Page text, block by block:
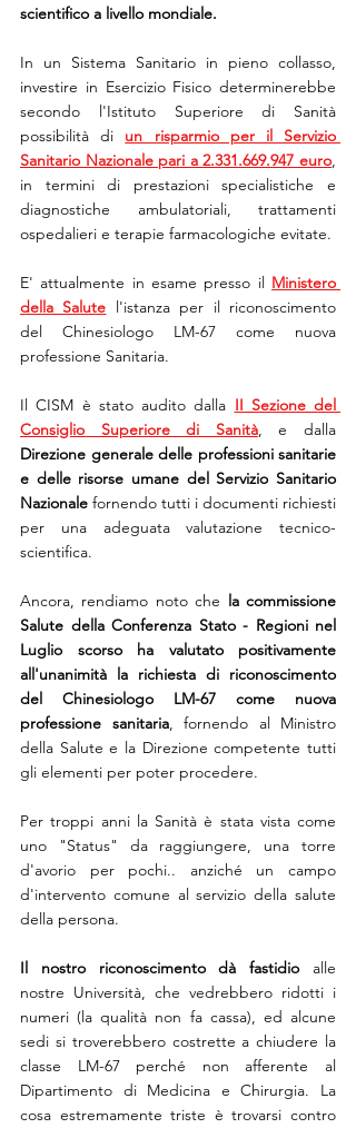
scientifico a livello mondiale.
In un Sistema Sanitario in pieno collasso,
investire in Esercizio Fisico determinerebbe
secondo l'Istituto Superiore di Sanità
possibilità di un risparmio per il Servizio
Sanitario Nazionale pari a 2.331.669.947 euro,
in termini di prestazioni specialistiche e
diagnostiche ambulatoriali, trattamenti
ospedalieri e terapie farmacologiche evitate.
E' attualmente in esame presso il Ministero
della Salute l'istanza per il riconoscimento
del Chinesiologo LM-67 come nuova
professione Sanitaria.
Il CISM è stato audito dalla II Sezione del
Consiglio Superiore di Sanità
Direzione generale delle professioni sanitarie
e delle risorse umane del Servizio Sanitario
Nazionale fornendo tutti i documenti richiesti
per una adeguata valutazione tecnico-
scientifica.
Ancora, rendiamo noto che la commissione
Salute della Conferenza Stato - Regioni nel
Luglio scorso ha valutato positivamente
all'unanimità la richiesta di riconoscimento
del Chinesiologo LM-67 come nuova
professione sanitaria, fornendo al Ministro
della Salute e la Direzione competente tutti
gli elementi per poter procedere.
Per troppi anni la Sanità è stata vista come
uno "Status" da raggiungere, una torre
d'avorio per pochi.. anziché un campo
d'intervento comune al servizio della salute
della persona.
Il nostro riconoscimento dà fastidio alle
nostre Università, che vedrebbero ridotti i
numeri (la qualità non fa cassa), ed alcune
sedi si troverebbero costrette a chiudere la
classe LM-67 perché non afferente al
Dipartimento di Medicina e Chirurgia. La
cosa estremamente triste è trovarsi contro